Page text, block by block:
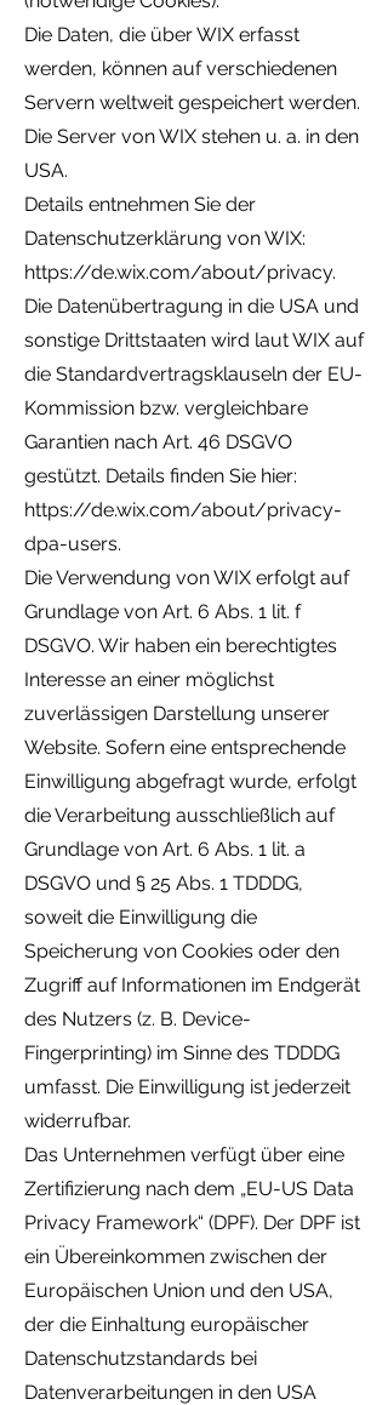
Die Daten, die über WIX erfasst
werden, können auf verschiedenen
Servern weltweit gespeichert werden.
Die Server von WIX stehen u. a. in den
USA.
Details entnehmen Sie der
Datenschutzerklärung von WIX:
https://de.wix.com/about/privacy.
Die Datenübertragung in die USA und
sonstige Drittstaaten wird laut WIX auf
die Standardvertragsklauseln der EU-
Kommission bzw. vergleichbare
Garantien nach Art. 46 DSGVO
gestützt. Details finden Sie hier:
https://de.wix.com/about/privacy-
dpa-users.
Die Verwendung von WIX erfolgt auf
Grundlage von Art. 6 Abs. 1 lit. f
DSGVO. Wir haben ein berechtigtes
Interesse an einer möglichst
zuverlässigen Darstellung unserer
Website. Sofern eine entsprechende
Einwilligung abgefragt wurde, erfolgt
die Verarbeitung ausschließlich auf
Grundlage von Art. 6 Abs. 1 lit. a
DSGVO und § 25 Abs. 1 TDDDG,
soweit die Einwilligung die
Speicherung von Cookies oder den
Zugriff auf Informationen im Endgerät
des Nutzers (z. B. Device-
Fingerprinting) im Sinne des TDDDG
umfasst. Die Einwilligung ist jederzeit
widerrufbar.
Das Unternehmen verfügt über eine
Zertifizierung nach dem „EU-US Data
Privacy Framework“ (DPF). Der DPF ist
ein Übereinkommen zwischen der
Europäischen Union und den USA,
der die Einhaltung europäischer
Datenschutzstandards bei
Datenverarbeitungen in den USA